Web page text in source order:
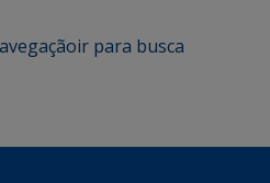
ir para busca